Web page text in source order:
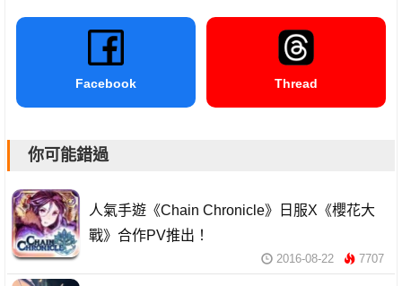
Facebook Thread
你可能錯過
人氣手遊《Chain Chronicle》日服X《櫻花大
戰》合作PV推出！
2016-08-22 7707